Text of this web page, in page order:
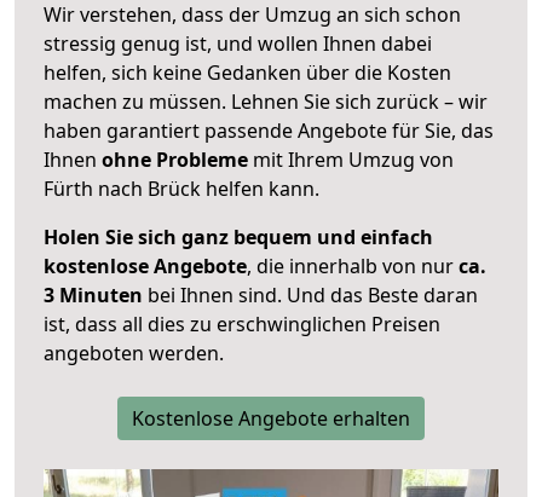
Wir verstehen, dass der Umzug an sich schon
stressig genug ist, und wollen Ihnen dabei
helfen, sich keine Gedanken über die Kosten
machen zu müssen. Lehnen Sie sich zurück – wir
haben garantiert passende Angebote für Sie, das
Ihnen ohne Probleme mit Ihrem Umzug von
Fürth nach Brück helfen kann.
Holen Sie sich ganz bequem und einfach
kostenlose Angebote, die innerhalb von nurca.
3 Minuten bei Ihnen sind. Und das Beste daran
ist, dass all dies zu erschwinglichen Preisen
angeboten werden.
Kostenlose Angebote erhalten